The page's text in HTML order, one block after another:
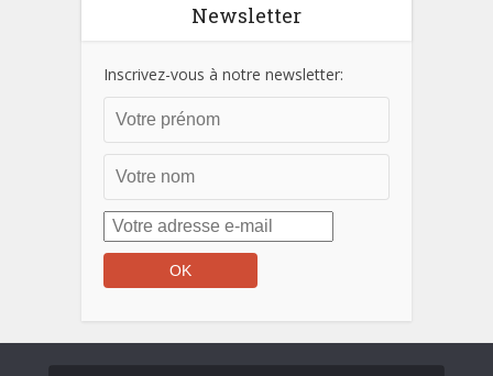
Newsletter
Inscrivez-vous à notre newsletter: